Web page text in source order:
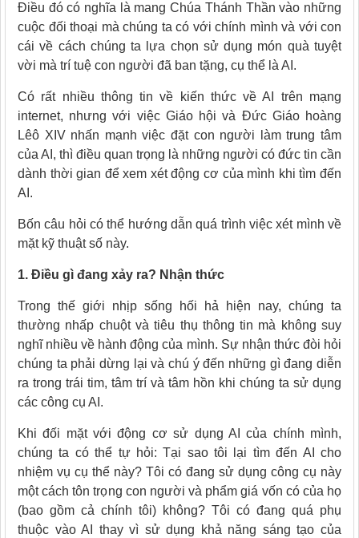
Điều đó có nghĩa là mang Chúa Thánh Thần vào những
cuộc đối thoại mà chúng ta có với chính mình và với con
cái về cách chúng ta lựa chọn sử dụng món quà tuyệt
vời mà trí tuệ con người đã ban tặng, cụ thể là AI.
Có rất nhiều thông tin về kiến ​​thức về AI trên mạng
internet, nhưng với việc Giáo hội và Đức Giáo hoàng
Lêô XIV nhấn mạnh việc đặt con người làm trung tâm
của AI, thì điều quan trọng là những người có đức tin cần
dành thời gian để xem xét động cơ của mình khi tìm đến
AI.
Bốn câu hỏi có thể hướng dẫn quá trình việc xét mình về
mặt kỹ thuật số này.
1. Điều gì đang xảy ra? Nhận thức
Trong thế giới nhịp sống hối hả hiện nay, chúng ta
thường nhấp chuột và tiêu thụ thông tin mà không suy
nghĩ nhiều về hành động của mình. Sự nhận thức đòi hỏi
chúng ta phải dừng lại và chú ý đến những gì đang diễn
ra trong trái tim, tâm trí và tâm hồn khi chúng ta sử dụng
các công cụ AI.
Khi đối mặt với động cơ sử dụng AI của chính mình,
chúng ta có thể tự hỏi: Tại sao tôi lại tìm đến AI cho
nhiệm vụ cụ thể này? Tôi có đang sử dụng công cụ này
một cách tôn trọng con người và phẩm giá vốn có của họ
(bao gồm cả chính tôi) không? Tôi có đang quá phụ
thuộc vào AI thay vì sử dụng khả năng sáng tạo của